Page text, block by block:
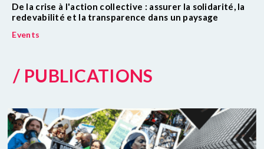
De la crise à l'action collective : assurer la solidarité, la
redevabilité et la transparence dans un paysage
Events
/ PUBLICATIONS